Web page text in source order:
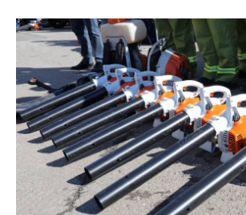
Дело отравителя за убийство 14-
возобновили в Новосибирске
Подрядчика для ремонта подпорной
Ипподромской ищут в Новосибирске